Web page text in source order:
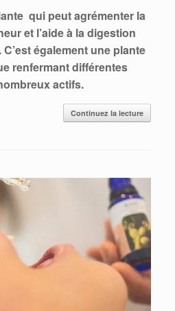
qui peut agrémenter la
et l’aide à la digestion
également une plante
renfermant différentes
actifs.
Continuez la lecture